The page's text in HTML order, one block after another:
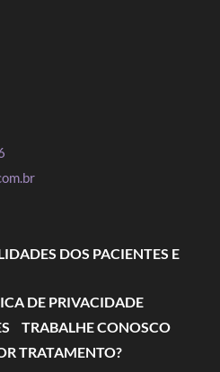
DOS PACIENTES E
DE PRIVACIDADE
TRABALHE CONOSCO
TRATAMENTO?